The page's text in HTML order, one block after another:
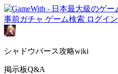
事前ガチャ ゲーム検索 ログイン
シャドウバース攻略wiki
掲示板Q&A